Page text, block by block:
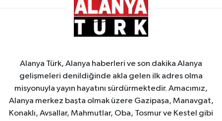
Alanya Türk, Alanya haberleri ve son dakika Alanya
gelişmeleri denildiğinde akla gelen ilk adres olma
misyonuyla yayın hayatını sürdürmektedir. Amacımız,
Alanya merkez başta olmak üzere Gazipaşa, Manavgat,
Konaklı, Avsallar, Mahmutlar, Oba, Tosmur ve Kestel gibi